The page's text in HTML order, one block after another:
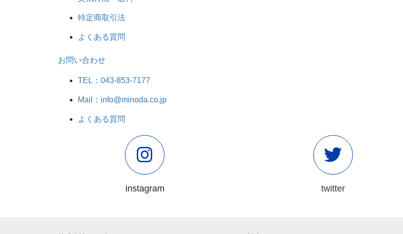
特定商取引法
よくある質問
お問い合わせ
TEL：043-853-7177
Mail：info@minoda.co.jp
よくある質問
instagram twitter